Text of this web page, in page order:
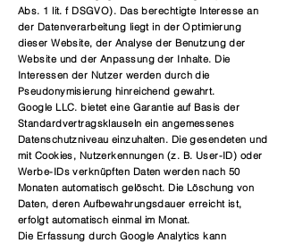
Abs. 1 lit. f DSGVO). Das berechtigte Interesse an
der Datenverarbeitung liegt in der Optimierung
dieser Website, der Analyse der Benutzung der
Website und der Anpassung der Inhalte. Die
Interessen der Nutzer werden durch die
Pseudonymisierung hinreichend gewahrt.
Google LLC. bietet eine Garantie auf Basis der
Standardvertragsklauseln ein angemessenes
Datenschutzniveau einzuhalten. Die gesendeten und
mit Cookies, Nutzerkennungen (z. B. User-ID) oder
Werbe-IDs verknüpften Daten werden nach 50
Monaten automatisch gelöscht. Die Löschung von
Daten, deren Aufbewahrungsdauer erreicht ist,
erfolgt automatisch einmal im Monat.
Die Erfassung durch Google Analytics kann